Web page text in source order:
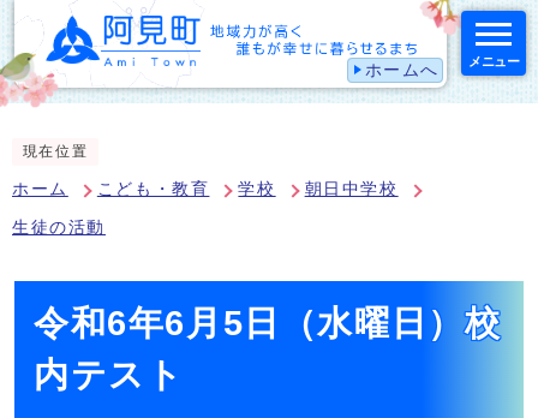
ホームへ メニュー
現在位置
ホーム こども・教育 学校 朝日中学校
生徒の活動
令和6年6月5日（水曜日）校
内テスト